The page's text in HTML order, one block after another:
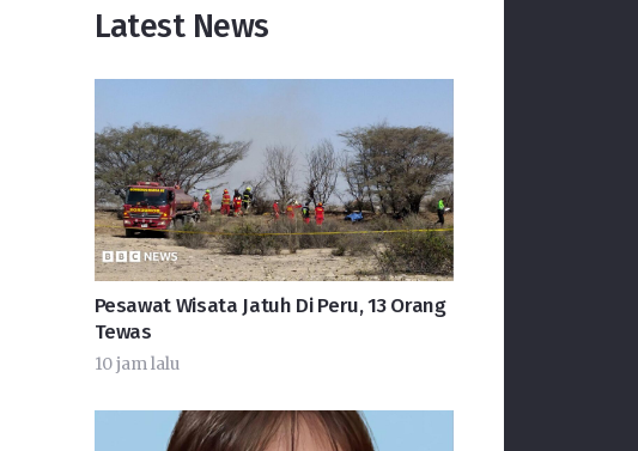
Latest News
Pesawat Wisata Jatuh Di Peru, 13 Orang
Tewas
10 jam lalu